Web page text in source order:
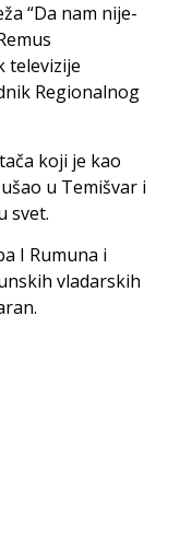
“Da nam nije-
televizije
Regionalnog
koji je kao
u Temišvar i
svet.
I Rumuna i
vladarskih